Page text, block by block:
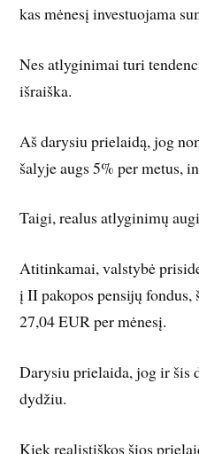
kas mėnesį investuojama
Nes atlyginimai turi
išraiška.
Aš darysiu prielaidą, jog
šalyje augs 5% per metus,
Taigi, realus atlyginimų
Atitinkamai, valstybė
į II pakopos pensijų fondus,
27,04 EUR per mėnesį.
Darysiu prielaida, jog ir šis
dydžiu.
Kiek realistiškos šios